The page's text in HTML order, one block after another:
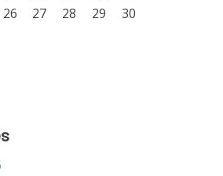
26 27 28 29
30